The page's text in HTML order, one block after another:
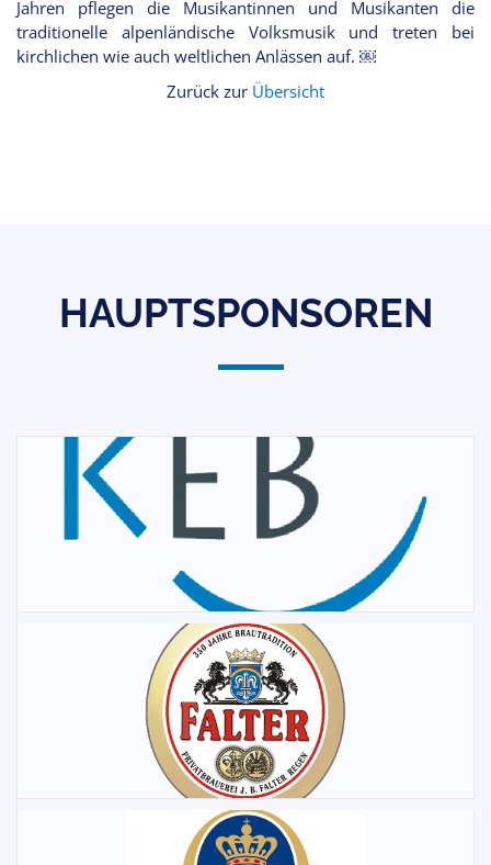
Jahren pflegen die Musikantinnen und Musikanten die
traditionelle alpenländische Volksmusik und treten bei
kirchlichen wie auch weltlichen Anlässen auf. ￼
Zurück zur Übersicht
HAUPTSPONSOREN